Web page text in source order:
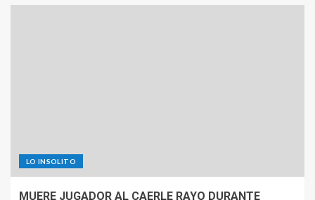
LO INSOLITO
MUERE JUGADOR AL CAERLE RAYO DURANTE